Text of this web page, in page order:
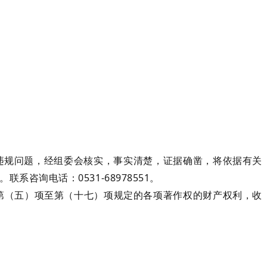
问题，经组委会核实，事实清楚，证据确凿，将依据有关
联系咨询电话：0531-68978551。
五）项至第（十七）项规定的各项著作权的财产权利，收